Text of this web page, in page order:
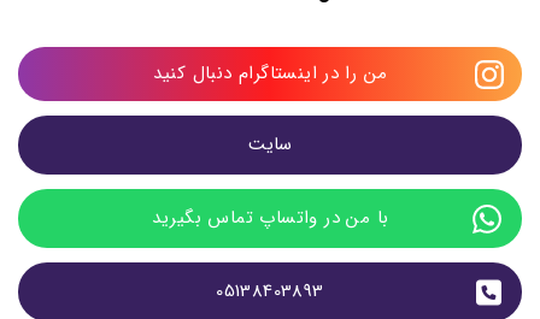
من را در اینستاگرام دنبال کنید
سایت
با من در واتساپ تماس بگیرید
05138403893